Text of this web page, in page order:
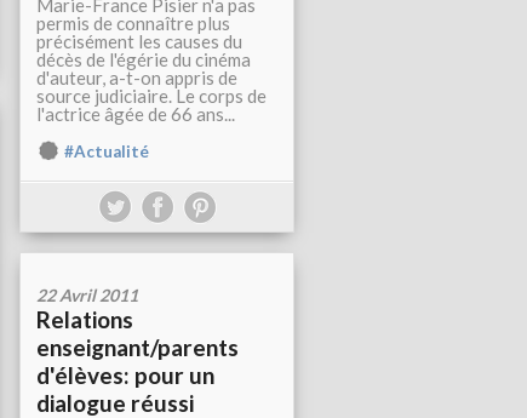
Marie-France Pisier n'a pas
permis de connaître plus
précisément les causes du
décès de l'égérie du cinéma
d'auteur, a-t-on appris de
source judiciaire. Le corps de
l'actrice âgée de 66 ans...
#Actualité
22 Avril 2011
Relations
enseignant/parents
d'élèves: pour un
dialogue réussi